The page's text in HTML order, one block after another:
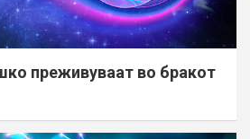
преживуваат во бракот